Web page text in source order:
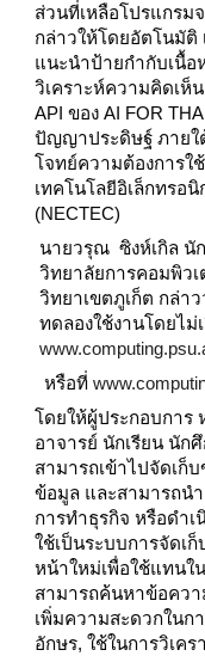
ส่วนที่เหลือโปรแกรม
กล่าวให้โดยอัตโนมัติ
แนะนำป้ายกำกับเนื้อ
วิเคราะห์ความคิดเห็
API ของ AI FOR
ปัญญาประดิษฐ์ ภายใ
โจทย์ความต้องการใ
เทคโนโลยีอิเล็กทรอ
(NECTEC)
นายวรุณ  ซิงห์เกิล นั
วิทยาลัยการคอมพิว
วิทยาเขตภูเก็ต กล่า
ทดลองใช้งานโดยไม่
หรือที่
โดยให้ผู้ประกอบการ
อาจารย์ นักเรียน นัก
สามารถเข้าไปจัดเก็
ข้อมูล และสามารถน
การทำธุรกิจ หรือดำเ
ใช้เป็นระบบการจัดเ
หน้าใหม่เพื่อใช้แทนใ
สามารถค้นหาข้อควา
เพิ่มความสะดวกในก
อักษร, ใช้ในการวิเค